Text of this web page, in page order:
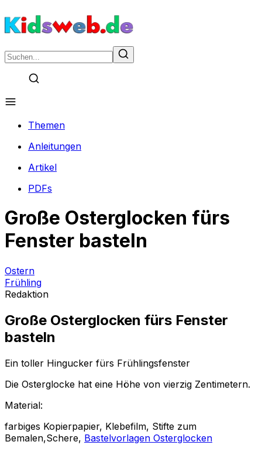
Themen
Anleitungen
Artikel
PDFs
Große Osterglocken fürs
Fenster basteln
Ostern
Frühling
Redaktion
Große Osterglocken fürs Fenster
basteln
Ein toller Hingucker fürs Frühlingsfenster
Die Osterglocke hat eine Höhe von vierzig Zentimetern.
Material:
farbiges Kopierpapier, Klebefilm, Stifte zum
Bemalen,Schere, Bastelvorlagen Osterglocken